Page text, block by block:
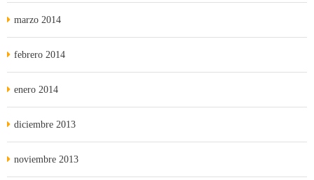
marzo 2014
febrero 2014
enero 2014
diciembre 2013
noviembre 2013